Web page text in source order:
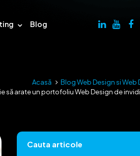
Blog
Acasă
Blog Web Design si Web
să arate un portofoliu Web Design de
Cauta articole